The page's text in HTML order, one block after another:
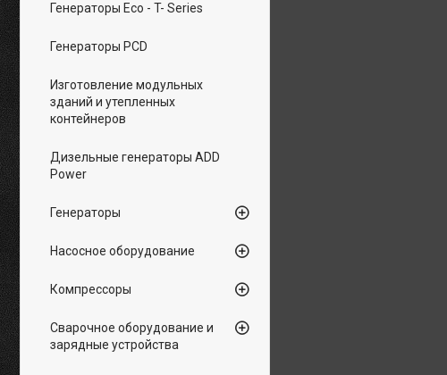
Генераторы Eco - T- Series
Генераторы PCD
Изготовление модульных
зданий и утепленных
контейнеров
Дизельные генераторы ADD
Power
Генераторы
Насосное оборудование
Компрессоры
Сварочное оборудование и
зарядные устройства